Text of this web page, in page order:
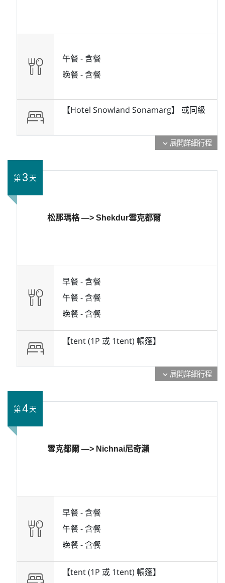
午餐 -含餐
晚餐 -含餐
【Hotel Snowland Sonamarg】 或同級
expand_more 展開詳細行程
第3 天
松那瑪格 —> Shekdur雪克都爾
早餐 -含餐
午餐 -含餐
晚餐 -含餐
【tent (1P 或 1tent) 帳篷】
expand_more 展開詳細行程
第4天
雪克都爾 —> Nichnai尼奇瀨
早餐 -含餐
午餐 -含餐
晚餐 -含餐
【tent (1P 或 1tent) 帳篷】